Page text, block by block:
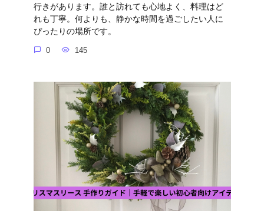
行きがあります。誰と訪れても心地よく、料理はど
れも丁寧。何よりも、静かな時間を過ごしたい人に
ぴったりの場所です。
0 145